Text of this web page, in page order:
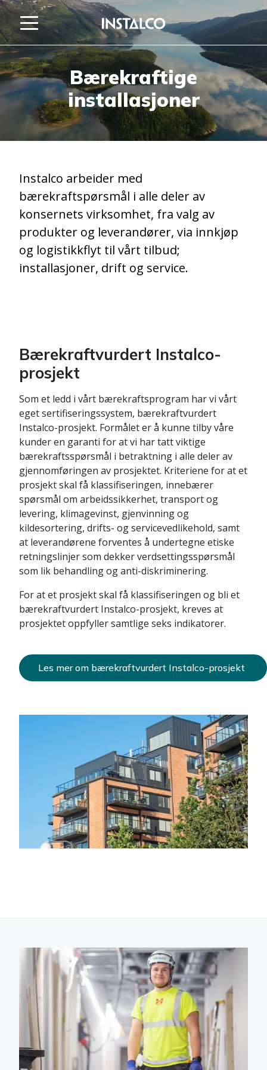
Gå til innholdet
Bærekraftige
installasjoner
Instalco arbeider med
bærekraftspørsmål i alle deler av
konsernets virksomhet, fra valg av
produkter og leverandører, via innkjøp
og logistikkflyt til vårt tilbud;
installasjoner, drift og service.
Bærekraftvurdert Instalco-
prosjekt
Som et ledd i vårt bærekraftsprogram har vi vårt
eget sertifiseringssystem, bærekraftvurdert
Instalco-prosjekt. Formålet er å kunne tilby våre
kunder en garanti for at vi har tatt viktige
bærekraftsspørsmål i betraktning i alle deler av
gjennomføringen av prosjektet. Kriteriene for at et
prosjekt skal få klassifiseringen, innebærer
spørsmål om arbeidssikkerhet, transport og
levering, klimagevinst, gjenvinning og
kildesortering, drifts- og servicevedlikehold, samt
at leverandørene forventes å undertegne etiske
retningslinjer som dekker verdsettingsspørsmål
som lik behandling og anti-diskriminering.
For at et prosjekt skal få klassifiseringen og bli et
bærekraftvurdert Instalco-prosjekt, kreves at
prosjektet oppfyller samtlige seks indikatorer.
Les mer om bærekraftvurdert Instalco-prosjekt